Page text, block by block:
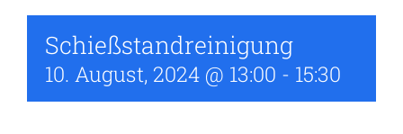
Schießstandreinigung
10. August, 2024 @ 13:00 - 15:30